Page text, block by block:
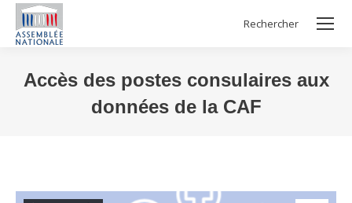
Search:
Rechercher
Accès des postes consulaires aux
données de la CAF